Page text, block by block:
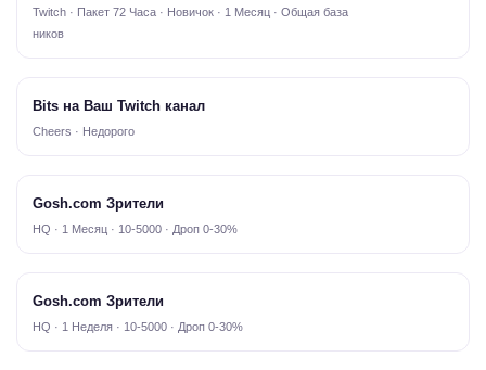
Twitch · Пакет 72 Часа · Новичок · 1 Месяц · Общая база
ников
Bits на Ваш Twitch канал
Cheers · Недорого
Gosh.com Зрители
HQ · 1 Месяц · 10-5000 · Дроп 0-30%
Gosh.com Зрители
HQ · 1 Неделя · 10-5000 · Дроп 0-30%